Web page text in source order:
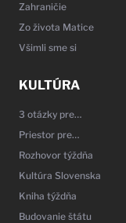
Zahraničie
Zo života Matice
Všimli sme si
KULTÚRA
3 otázky pre…
Priestor pre…
Rozhovor týždňa
Kultúra Slovenska
Kniha týždňa
Budovanie štátu